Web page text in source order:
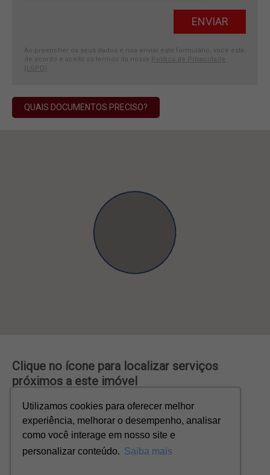
Ao preencher os seus dados e nos enviar este formulário, você está
de acordo e aceita os termos da nossa Política de Privacidade
(LGPD)
QUAIS DOCUMENTOS PRECISO?